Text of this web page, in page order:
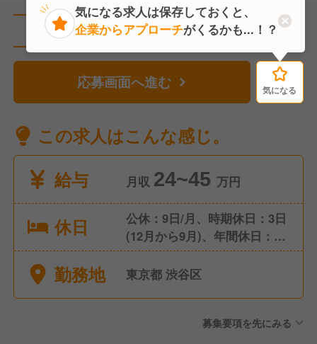
直近1人がこの求人を検討中
応募画面へ進む 気になる
この求人はこんな感じ。
給与
月収 24~45 万円
休日
公休：9日/月、時期休日：3日
(12月から9月)、年間休日：
111日 入社時特別休暇（有
給：3日、有給付与前までにや
から6ヶ月後10日付与、以降法
勤務地 東京都 渋谷区
募集要項を先にみる
気になる
気になる求人は保存しておくと、
企業からアプローチがくるかも...！？